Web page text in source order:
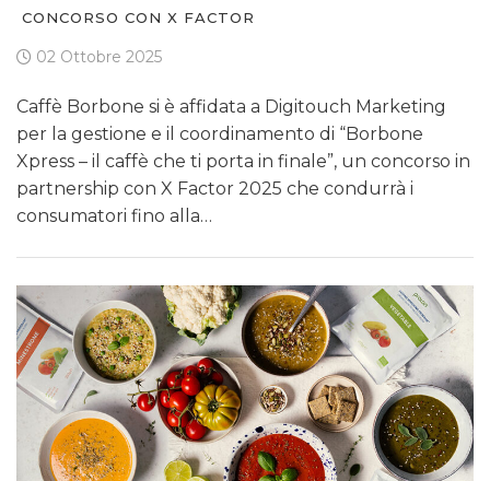
CONCORSO CON X FACTOR
02 Ottobre 2025
Caffè Borbone si è affidata a Digitouch Marketing
per la gestione e il coordinamento di “Borbone
Xpress – il caffè che ti porta in finale”, un concorso in
partnership con X Factor 2025 che condurrà i
consumatori fino alla…